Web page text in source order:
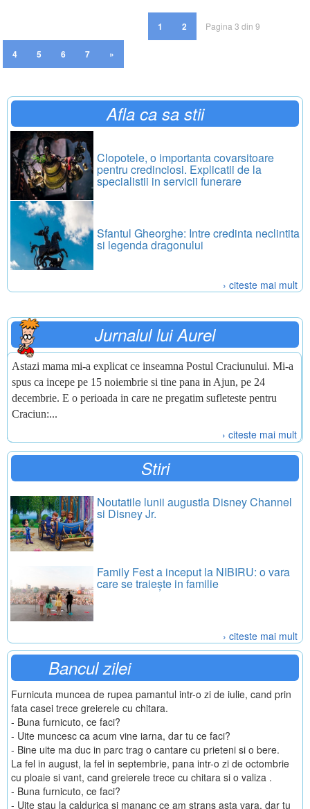
1 2 Pagina 3 din 9
4 5 6 7 »
Afla ca sa stii
Clopotele, o importanta covarsitoare
pentru credinciosi. Explicatii de la
specialistii in servicii funerare
Sfantul Gheorghe: Intre credinta neclintita
si legenda dragonului
› citeste mai mult
Jurnalul lui Aurel
Astazi mama mi-a explicat ce inseamna Postul Craciunului. Mi-a
spus ca incepe pe 15 noiembrie si tine pana in Ajun, pe 24
decembrie. E o perioada in care ne pregatim sufleteste pentru
Craciun:...
› citeste mai mult
Stiri
Noutatile lunii augustla Disney Channel
si Disney Jr.
Family Fest a inceput la NIBIRU: o vara
care se traiește in familie
› citeste mai mult
Bancul zilei
Furnicuta muncea de rupea pamantul intr-o zi de iulie, cand prin
fata casei trece greierele cu chitara.
- Buna furnicuto, ce faci?
- Uite muncesc ca acum vine iarna, dar tu ce faci?
- Bine uite ma duc in parc trag o cantare cu prieteni si o bere.
La fel in august, la fel in septembrie, pana intr-o zi de octombrie
cu ploaie si vant, cand greierele trece cu chitara si o valiza .
- Buna furnicuto, ce faci?
- Uite stau la caldurica si mananc ce am strans asta vara, dar tu